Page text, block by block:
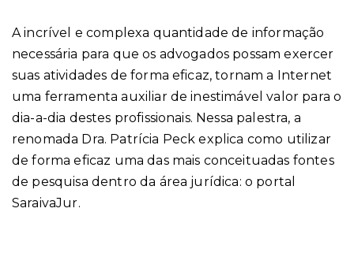
A incrível e complexa quantidade de informação
necessária para que os advogados possam exercer
suas atividades de forma eficaz, tornam a Internet
uma ferramenta auxiliar de inestimável valor para o
dia-a-dia destes profissionais. Nessa palestra, a
renomada Dra. Patrícia Peck explica como utilizar
de forma eficaz uma das mais conceituadas fontes
de pesquisa dentro da área jurídica: o portal
SaraivaJur.